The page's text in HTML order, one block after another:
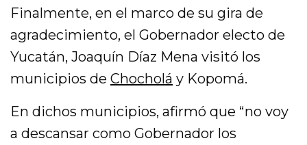
Finalmente, en el marco de su gira de
agradecimiento, el Gobernador electo de
Yucatán, Joaquín Díaz Mena visitó los
municipios deChocholá y Kopomá.
En dichos municipios, afirmó que “no voy
a descansar como Gobernador los